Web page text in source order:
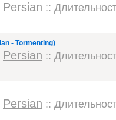
Persian ::
- Tormenting)
Persian ::
Persian ::